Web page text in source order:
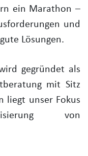
ein Marathon –
und
Lösungen.
gegründet als
mit Sitz
liegt unser Fokus
von